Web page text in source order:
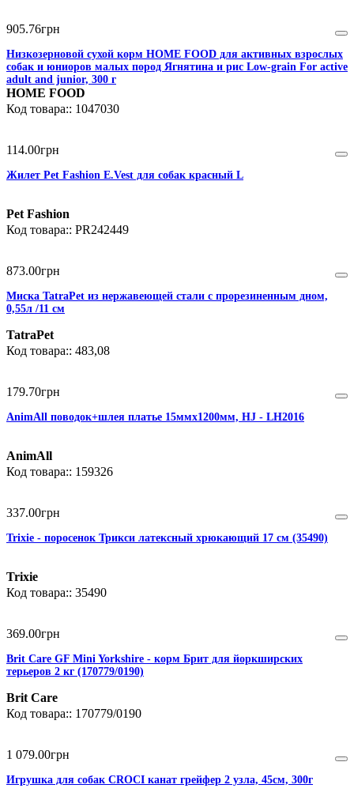
905.76грн
Низкозерновой сухой корм HOME FOOD для активных взрослых
собак и юниоров малых пород Ягнятина и рис Low-grain For active
adult and junior, 300 г
HOME FOOD
1047030
114.00грн
Жилет Pet Fashion E.Vest для собак красный L
Pet Fashion
PR242449
873.00грн
Миска TatraPet из нержавеющей стали с прорезиненным дном,
0,55л /11 см
TatraPet
483,08
179.70грн
AnimAll поводок+шлея платье 15ммх1200мм, HJ - LH2016
AnimAll
159326
337.00грн
Trixie - поросенок Трикси латексный хрюкающий 17 см (35490)
Trixie
35490
369.00грн
Brit Care GF Mini Yorkshire - корм Брит для йоркширских
терьеров 2 кг (170779/0190)
Brit Care
170779/0190
1 079.00грн
Игрушка для собак CROCI канат грейфер 2 узла, 45см, 300г